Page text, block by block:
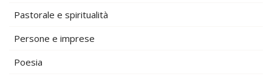
Pastorale e spiritualità
Persone e imprese
Poesia